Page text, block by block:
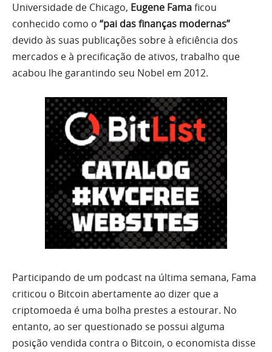
Universidade de Chicago, Eugene Famaficou
conhecido como o “pai das finanças modernas”
devido às suas publicações sobre à eficiência dos
mercados e à precificação de ativos, trabalho que
acabou lhe garantindo seu Nobel em 2012.
Participando de um podcast na última semana, Fama
criticou o Bitcoin abertamente ao dizer que a
criptomoeda é uma bolha prestes a estourar. No
entanto, ao ser questionado se possui alguma
posição vendida contra o Bitcoin, o economista disse